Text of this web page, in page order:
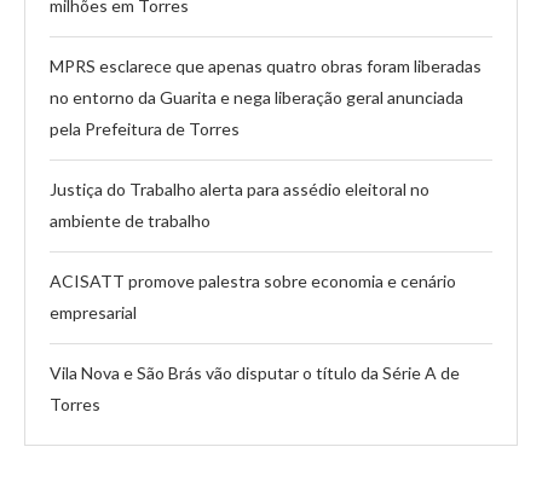
milhões em Torres
MPRS esclarece que apenas quatro obras foram liberadas
no entorno da Guarita e nega liberação geral anunciada
pela Prefeitura de Torres
Justiça do Trabalho alerta para assédio eleitoral no
ambiente de trabalho
ACISATT promove palestra sobre economia e cenário
empresarial
Vila Nova e São Brás vão disputar o título da Série A de
Torres